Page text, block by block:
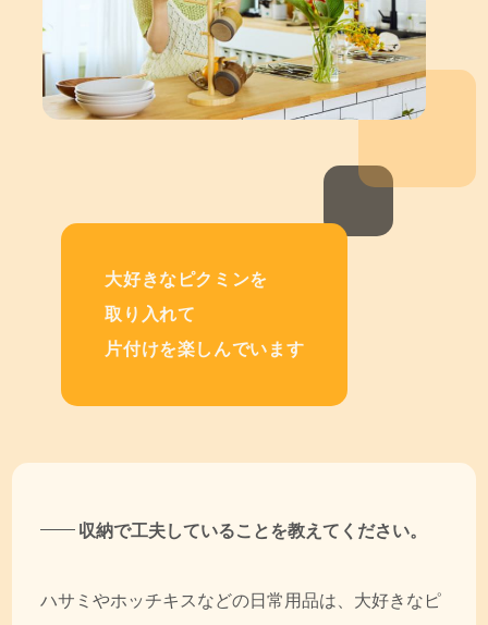
大好きなピクミンを
取り入れて
片付けを楽しんでいます
収納で工夫していることを教えてください。
ハサミやホッチキスなどの日常用品は、大好きなピ